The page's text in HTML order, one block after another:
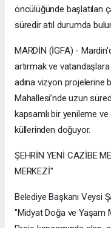
öncülüğünde başlatılan
süredir atıl durumda
MARDİN (İGFA) -
artırmak ve
adına vizyon projelerine
Mahallesi’nde uzun
kapsamlı bir yenileme
küllerinden doğuyor.
ŞEHRİN YENİ CAZİBE
MERKEZİ"
Belediye Başkanı Veysi
"Midyat Doğa ve Yaşam